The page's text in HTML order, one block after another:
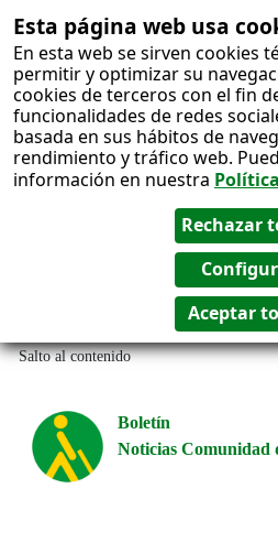
Esta página web usa
En esta web se sirven cookies
permitir y optimizar su
cookies de terceros con el fin
funcionalidades de redes
basada en sus hábitos de
rendimiento y tráfico web.
información en nuestra
Salto al contenido
Boletín
Noticias Comunidad